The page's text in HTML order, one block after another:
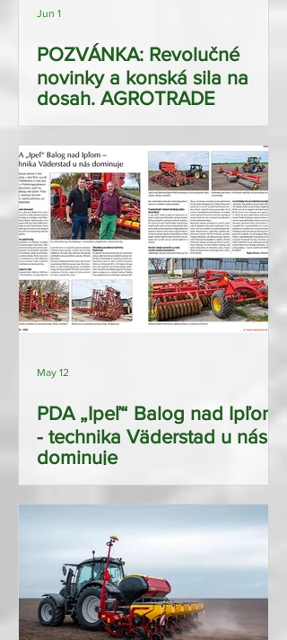
POZVÁNKA: Revolučné
novinky a konská sila na
dosah. AGROTRADE
GROUP láka na 15. ročník
Celoslovenského dňa poľa v
Dolnej Krupej
Jun 1
PDA „Ipeľ“ Balog nad Ipľom
- technika Väderstad u nás
dominuje
May 12